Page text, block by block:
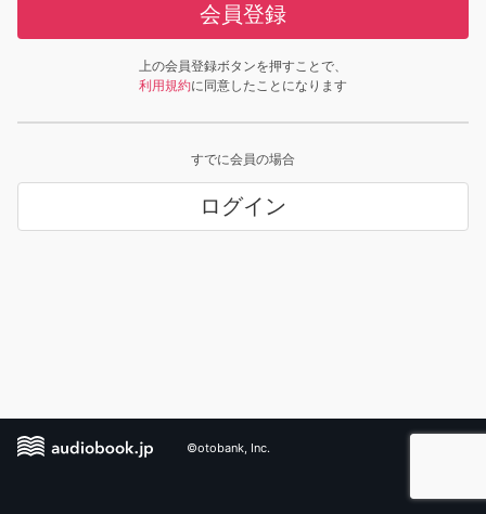
会員登録
上の会員登録ボタンを押すことで、
利用規約に同意したことになります
すでに会員の場合
ログイン
©otobank, Inc.